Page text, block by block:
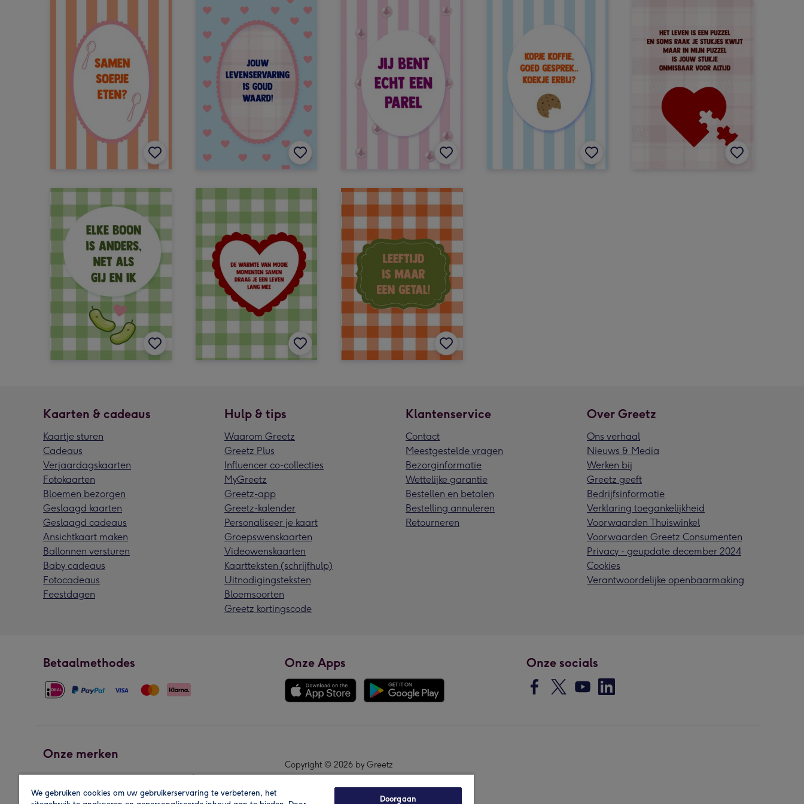
Kaarten & cadeaus
Kaartje sturen
Cadeaus
Verjaardagskaarten
Fotokaarten
Bloemen bezorgen
Geslaagd kaarten
Geslaagd cadeaus
Ansichtkaart maken
Ballonnen versturen
Baby cadeaus
Fotocadeaus
Feestdagen
Hulp & tips
Waarom Greetz
Greetz Plus
Influencer co-collecties
MyGreetz
Greetz-app
Greetz-kalender
Personaliseer je kaart
Groepswenskaarten
Videowenskaarten
Kaartteksten (schrijfhulp)
Uitnodigingsteksten
Bloemsoorten
Greetz kortingscode
Klantenservice
Contact
Meestgestelde vragen
Bezorginformatie
Wettelijke garantie
Bestellen en betalen
Bestelling annuleren
Retourneren
Over Greetz
Ons verhaal
Nieuws & Media
Werken bij
Greetz geeft
Bedrijfsinformatie
Verklaring toegankelijkheid
Voorwaarden Thuiswinkel
Voorwaarden Greetz Consumenten
Privacy - geupdate december 2024
Cookies
Verantwoordelijke openbaarmaking
Betaalmethodes Onze Apps Onze socials
Onze merken
Copyright © 2026 by Greetz
We gebruiken cookies om uw gebruikerservaring te verbeteren, het
Doorgaan